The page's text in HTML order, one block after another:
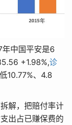
中国平安是6
+1.98%,诊
10.77%、4.8
解，把赔付率计
出占已赚保费的